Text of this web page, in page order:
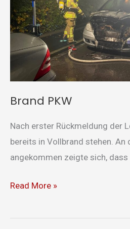
Brand PKW
Nach erster Rückmeldung der
bereits in Vollbrand stehen. An
angekommen zeigte sich, dass
Read More »